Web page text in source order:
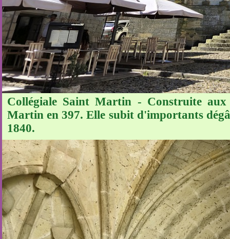
Collégiale Saint Martin - Construite
Martin en 397. Elle subit d'importants
1840.